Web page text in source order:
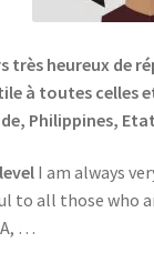
très heureux de
à toutes celles
Philippines,
I am always
to all those who
…